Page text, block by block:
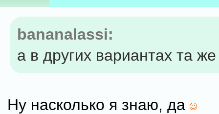
bananalassi:
а в других вариантах та
Ну насколько я знаю, да